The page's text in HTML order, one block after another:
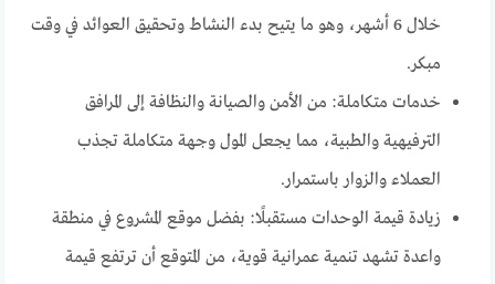
خلال 6 أشهر، وهو ما يتيح بدء النشاط وتحقيق العوائد في وقت
مبكر.
خدمات متكاملة: من الأمن والصيانة والنظافة إلى المرافق
الترفيهية والطبية، مما يجعل المول وجهة متكاملة تجذب
العملاء والزوار باستمرار.
زيادة قيمة الوحدات مستقبلًا: بفضل موقع المشروع في منطقة
واعدة تشهد تنمية عمرانية قوية، من المتوقع أن ترتفع قيمة